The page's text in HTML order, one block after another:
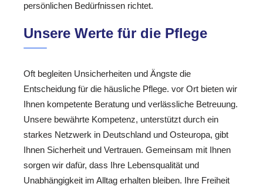
persönlichen Bedürfnissen richtet.
Unsere Werte für die Pflege
Oft begleiten Unsicherheiten und Ängste die
Entscheidung für die häusliche Pflege. vor Ort bieten wir
Ihnen kompetente Beratung und verlässliche Betreuung.
Unsere bewährte Kompetenz, unterstützt durch ein
starkes Netzwerk in Deutschland und Osteuropa, gibt
Ihnen Sicherheit und Vertrauen. Gemeinsam mit Ihnen
sorgen wir dafür, dass Ihre Lebensqualität und
Unabhängigkeit im Alltag erhalten bleiben. Ihre Freiheit